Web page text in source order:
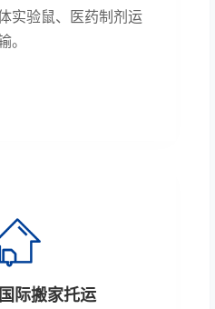
实验鼠、医药制剂运
。
际搬家托运